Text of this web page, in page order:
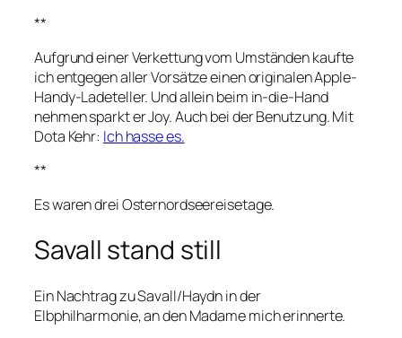
**
Aufgrund einer Verkettung vom Umständen kaufte
ich entgegen aller Vorsätze einen originalen Apple-
Handy-Ladeteller. Und allein beim in-die-Hand
nehmen sparkt er Joy. Auch bei der Benutzung. Mit
Dota Kehr: Ich hasse es.
**
Es waren drei Osternordseereisetage.
Savall stand still
Ein Nachtrag zu Savall/Haydn in der
Elbphilharmonie, an den Madame mich erinnerte.